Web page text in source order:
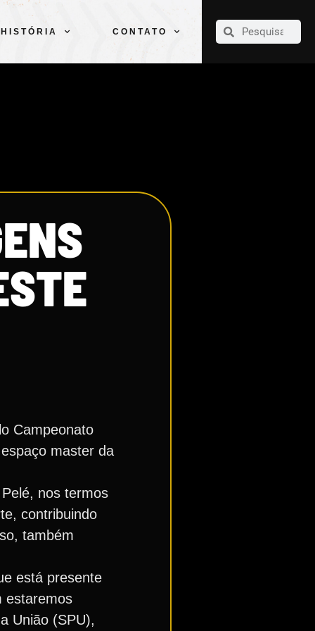
HISTÓRIA CONTATO
CLUBE
Campeonato
master da
nos termos
contribuindo
também
está presente
estaremos
União (SPU),